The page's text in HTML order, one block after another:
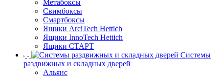
Метабоксы
Свимбоксы
Смартбоксы
Ящики ArciTech Hettich
Ящики InnoTech Hettich
Ящики СТАРТ
Системы
раздвижных и складных дверей
Альянс